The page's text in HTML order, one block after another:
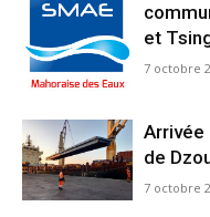
et
7 octobre
Arrivée
de
7 octobre